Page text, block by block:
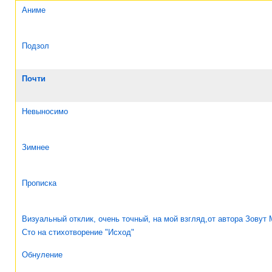
Аниме
Подзол
Почти
Невыносимо
Зимнее
Прописка
Визуальный отклик, очень точный, на мой взгляд,от автора Зовут
Сто на стихотворение "Исход"
Обнуление